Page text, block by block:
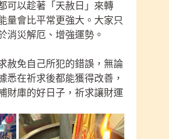
可以趁著「天赦日」來轉
量會比平常更強大。大家只
消災解厄、增強運勢。
赦免自己所犯的錯誤，無論
悉在祈求後都能獲得改善，
財庫的好日子，祈求讓財運